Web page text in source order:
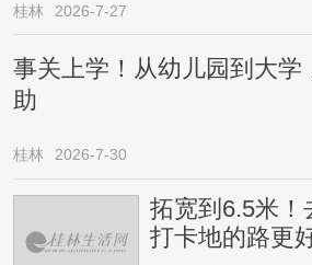
桂林 2026-7-27
事关上学！从幼儿园到大学
助
桂林 2026-7-30
拓宽到6.5米！
打卡地的路更